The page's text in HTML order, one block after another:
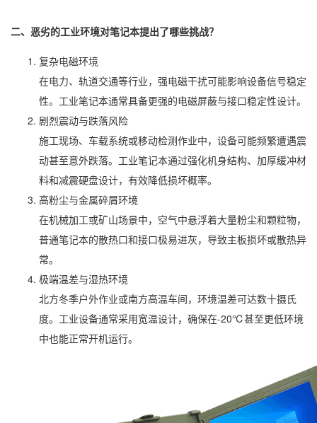
二、恶劣的工业环境对笔记本提出了哪些挑战？
复杂电磁环境
在电力、轨道交通等行业，强电磁干扰可能影响设备信号稳定
性。工业笔记本通常具备更强的电磁屏蔽与接口稳定性设计。
剧烈震动与跌落风险
施工现场、车载系统或移动检测作业中，设备可能频繁遭遇震
动甚至意外跌落。工业笔记本通过强化机身结构、加厚缓冲材
料和减震硬盘设计，有效降低损坏概率。
高粉尘与金属碎屑环境
在机械加工或矿山场景中，空气中悬浮着大量粉尘和颗粒物，
普通笔记本的散热口和接口极易进灰，导致主板损坏或散热异
常。
极端温差与湿热环境
北方冬季户外作业或南方高温车间，环境温差可达数十摄氏
度。工业设备通常采用宽温设计，确保在-20℃甚至更低环境
中也能正常开机运行。